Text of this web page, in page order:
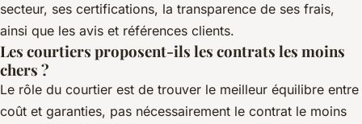
secteur, ses certifications, la transparence de ses frais,
ainsi que les avis et références clients.
Les courtiers proposent-ils les contrats les moins
chers ?
Le rôle du courtier est de trouver le meilleur équilibre entre
coût et garanties, pas nécessairement le contrat le moins